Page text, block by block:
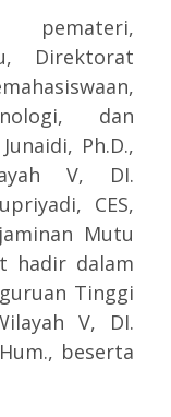
pemateri,
Direktorat
dan
Ph.D.,
V, DI.
CES,
Mutu
hadir dalam
Tinggi
V, DI.
beserta